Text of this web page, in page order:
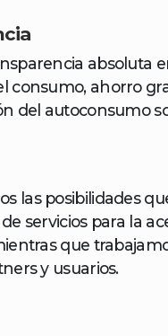
absoluta
consumo, ahorro
del autoconsumo
las posibilidades
servicios para la
que
y usuarios.